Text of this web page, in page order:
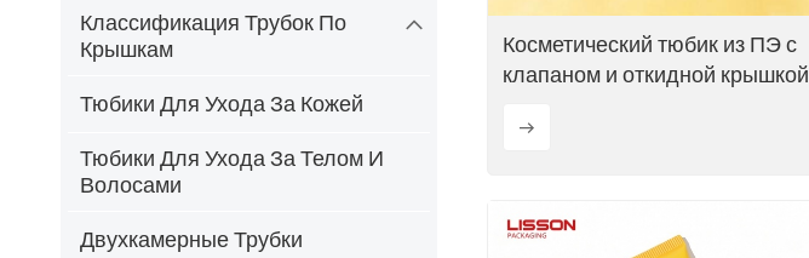
Классификация Трубок По
Крышкам
Тюбики Для Ухода За Кожей
Тюбики Для Ухода За Телом И
Волосами
Двухкамерные Трубки
Косметический тюбик из ПЭ с
клапаном и откидной крышкой